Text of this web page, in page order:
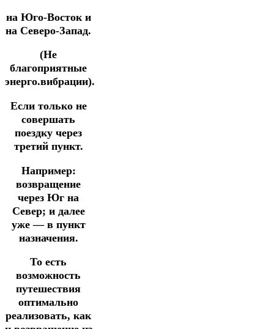
на Юго-Восток и
на Северо-Запад.
(Не
благоприятные
энерго.вибрации).
Если только не
совершать
поездку через
третий пункт.
Например:
возвращение
через Юг на
Север; и далее
уже — в пункт
назначения.
То есть
возможность
путешествия
оптимально
реализовать, как